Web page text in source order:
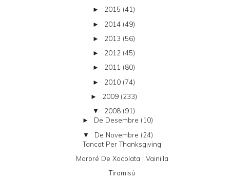
► 2015 (41)
► 2014 (49)
► 2013 (56)
► 2012 (45)
► 2011 (80)
► 2010 (74)
► 2009 (233)
▼ 2008 (91)
► De Desembre (10)
▼ De Novembre (24)
Tancat Per Thanksgiving
Marbré De Xocolata I Vainilla
Tiramisú